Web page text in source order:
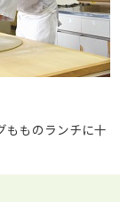
もものランチに十